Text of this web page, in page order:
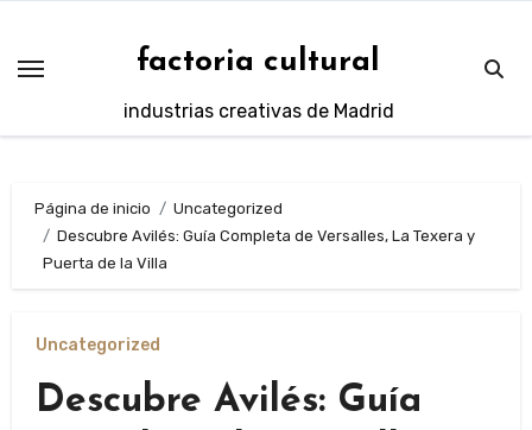
contenido
factoria cultural
industrias creativas de Madrid
Página de inicio
Uncategorized
Descubre Avilés: Guía Completa de Versalles, La Texera y
Puerta de la Villa
Uncategorized
Descubre Avilés: Guía